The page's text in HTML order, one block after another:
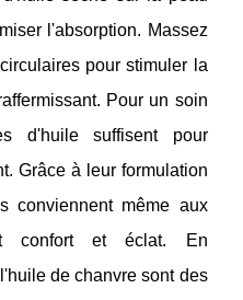
l'absorption. Massez
pour stimuler la
Pour un soin
d'huile suffisent pour
Grâce à leur formulation
conviennent même aux
confort et éclat. En
de chanvre sont des